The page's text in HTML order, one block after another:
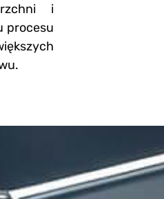
i
procesu